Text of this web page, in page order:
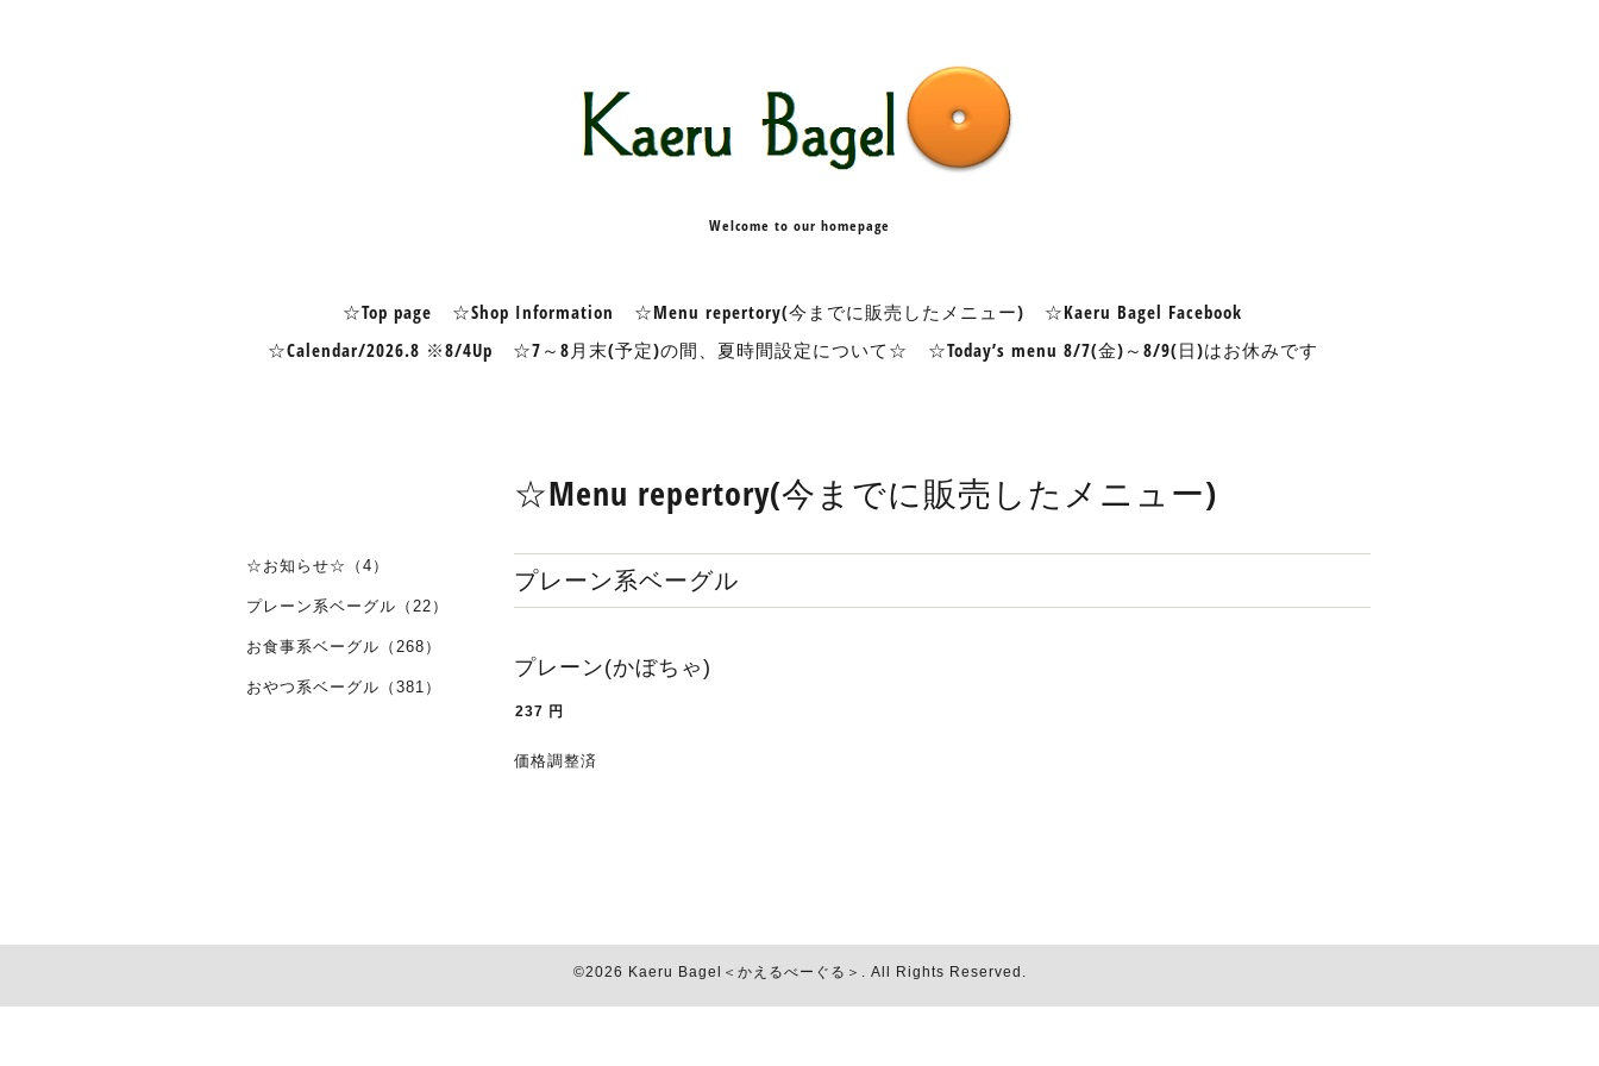
Welcome to our homepage
☆Top page ☆Shop Information ☆Menu repertory(今までに販売したメニュー)
☆Kaeru Bagel Facebook
☆Calendar/2026.8 ※8/4Up
☆7～8月末(予定)の間、夏時間設定について☆ ☆Today’s menu 8/7(金)～8/9(日)はお休みです
☆Menu repertory(今までに販売したメニュー)
プレーン系ベーグル
プレーン(かぼちゃ)
237 円
価格調整済
☆お知らせ☆（4）
プレーン系ベーグル（22）
お食事系ベーグル（268）
おやつ系ベーグル（381）
©2026 Kaeru Bagel＜かえるべーぐる＞ . All Rights Reserved.